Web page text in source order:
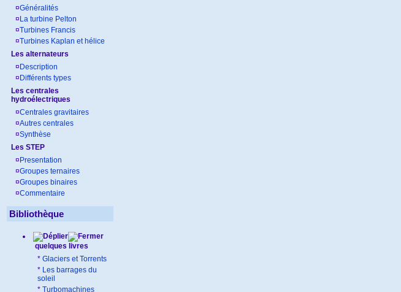
¤Généralités
¤ La turbine Pelton
¤Turbines Francis
¤Turbines Kaplan et hélice
Les alternateurs
¤ Description
¤ Différents types
Les centrales
hydroélectriques
¤Centrales gravitaires
¤Autres centrales
¤Synthèse
Les STEP
¤ Presentation
¤Groupes ternaires
¤Groupes binaires
¤Commentaire
Bibliothèque
quelques livres
* Glaciers et Torrents
* Les barrages du
soleil
* Turbomachines